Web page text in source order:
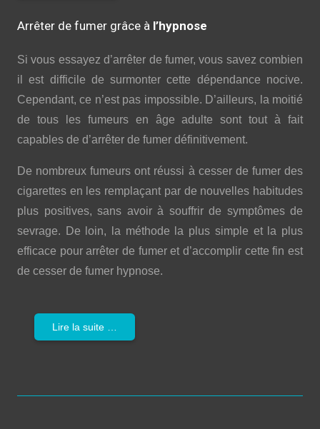
Arrêter de fumer grâce à l’hypnose
Si vous essayez d’arrêter de fumer, vous savez combien
il est difficile de surmonter cette dépendance nocive.
Cependant, ce n’est pas impossible. D’ailleurs, la moitié
de tous les fumeurs en âge adulte sont tout à fait
capables de d’arrêter de fumer définitivement.
De nombreux fumeurs ont réussi à cesser de fumer des
cigarettes en les remplaçant par de nouvelles habitudes
plus positives, sans avoir à souffrir de symptômes de
sevrage. De loin, la méthode la plus simple et la plus
efficace pour arrêter de fumer et d’accomplir cette fin est
de cesser de fumer hypnose.
Lire la suite …